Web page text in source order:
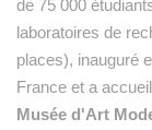
de 75 000
laboratoires de
places), inauguré
France et a
Musée d'Art